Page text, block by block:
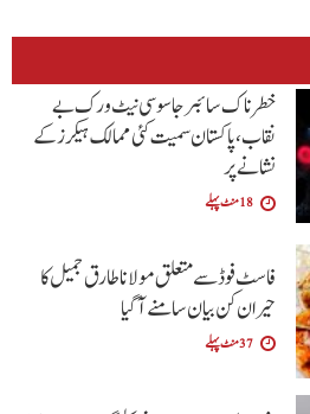
خطرناک سائبر جاسوسی نیٹ ورک بے
نقاب، پاکستان سمیت کئی ممالک ہیکرز کے
نشانے پر
18 منٹ پہلے
فاسٹ فوڈ سے متعلق مولانا طارق جمیل کا
حیران کن بیان سامنے آگیا
37 منٹ پہلے